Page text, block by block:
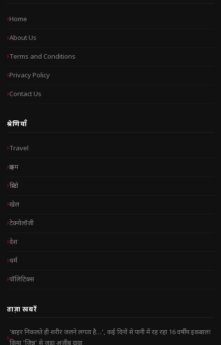
Home
About Us
Terms and Conditions
Privacy Policy
Contact Us
श्रेणियाँ
Travel
क्राइम
क्रिप्टो
खेल
टेक्नोलॉजी
देश
धर्म
पॉलिटिक्स
ताज़ा खबरें
‘बाहर निकलते ही शरीर जलने लगता है…’, कई दिनों से पानी में रह रहा 16 वर्षीय इकबाल!